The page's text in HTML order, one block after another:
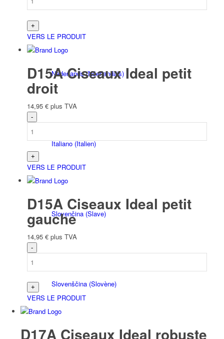
Nederlands(Néerlandais)
Italiano(Italien)
Slovenčina(Slave)
Slovenščina(Slovène)
VERS LE PRODUIT
D15A Ciseaux Ideal petit
droit
14,95 € plus TVA
VERS LE PRODUIT
D15A Ciseaux Ideal petit
gauche
14,95 € plus TVA
VERS LE PRODUIT
D17A Ciseaux Ideal robuste